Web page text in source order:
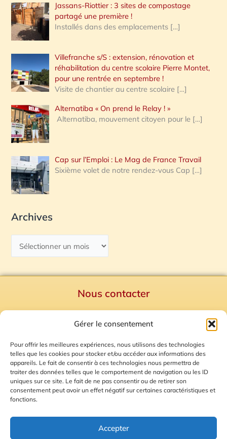
Gérer le consentement
Pour offrir les meilleures expériences, nous utilisons des technologies
telles que les cookies pour stocker et/ou accéder aux informations des
appareils. Le fait de consentir à ces technologies nous permettra de
traiter des données telles que le comportement de navigation ou les ID
uniques sur ce site. Le fait de ne pas consentir ou de retirer son
consentement peut avoir un effet négatif sur certaines caractéristiques et
fonctions.
Accepter
Jassans-Riottier : 3 sites de compostage
partagé une première !
Installés dans des emplacements […]
Villefranche s/S : extension, rénovation et
réhabilitation du centre scolaire Pierre Montet,
pour une rentrée en septembre !
Visite de chantier au centre scolaire […]
Alternatiba « On prend le Relay ! »
Alternatiba, mouvement citoyen pour le […]
Cap sur l’Emploi : Le Mag de France Travail
Sixième volet de notre rendez-vous Cap […]
Archives
Nous contacter
Mentions Légales
Plan du site
Gestion des Cookies